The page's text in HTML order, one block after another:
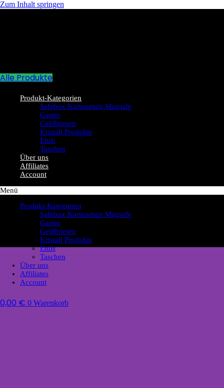
Zum Inhalt springen
Alle Produkte
Produkt-Kategorien
Safebox Kartenetuis Magsafe
Gastro
Geldbörsen
Kristall Produkte
Etuis
Taschen
Über uns
Affiliates
Account
Menü
Produkt-Kategorien
Safebox Kartenetuis Magsafe
Gastro
Geldbörsen
Kristall Produkte
Etuis
Taschen
Über uns
Affiliates
Account
0,00 € 0 Warenkorb